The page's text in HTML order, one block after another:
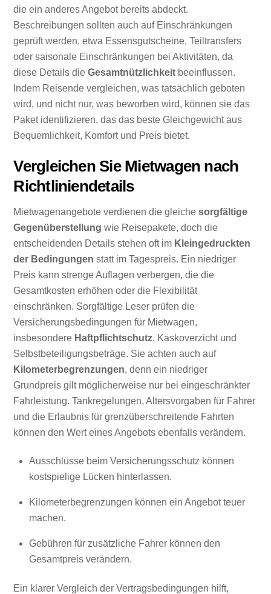
die ein anderes Angebot bereits abdeckt.
Beschreibungen sollten auch auf Einschränkungen
geprüft werden, etwa Essensgutscheine, Teiltransfers
oder saisonale Einschränkungen bei Aktivitäten, da
diese Details dieGesamtnützlichkeit beeinflussen.
Indem Reisende vergleichen, was tatsächlich geboten
wird, und nicht nur, was beworben wird, können sie das
Paket identifizieren, das das beste Gleichgewicht aus
Bequemlichkeit, Komfort und Preis bietet.
Vergleichen Sie Mietwagen nach
Richtliniendetails
Mietwagenangebote verdienen die gleichesorgfältige
Gegenüberstellung wie Reisepakete, doch die
entscheidenden Details stehen oft im Kleingedruckten
der Bedingungen statt im Tagespreis. Ein niedriger
Preis kann strenge Auflagen verbergen, die die
Gesamtkosten erhöhen oder die Flexibilität
einschränken. Sorgfältige Leser prüfen die
Versicherungsbedingungen für Mietwagen,
insbesondere Haftpflichtschutz, Kaskoverzicht und
Selbstbeteiligungsbeträge. Sie achten auch auf
Kilometerbegrenzungen, denn ein niedriger
Grundpreis gilt möglicherweise nur bei eingeschränkter
Fahrleistung. Tankregelungen, Altersvorgaben für Fahrer
und die Erlaubnis für grenzüberschreitende Fahrten
können den Wert eines Angebots ebenfalls verändern.
Ausschlüsse beim Versicherungsschutz können
kostspielige Lücken hinterlassen.
Kilometerbegrenzungen können ein Angebot teuer
machen.
Gebühren für zusätzliche Fahrer können den
Gesamtpreis verändern.
Ein klarer Vergleich der Vertragsbedingungen hilft,